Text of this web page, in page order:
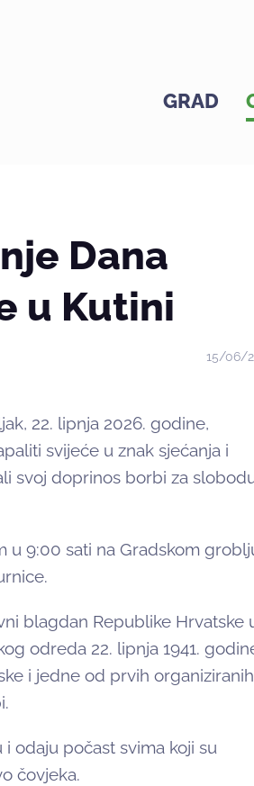
GRAD
Dana
u Kutini
15/06/
22. lipnja 2026. godine,
svijeće u znak sjećanja i
svoj doprinos borbi za
u 9:00 sati na Gradskom
blagdan Republike Hrvatske
odreda 22. lipnja 1941.
i jedne od prvih organiziranih
odaju počast svima koji su
čovjeka.